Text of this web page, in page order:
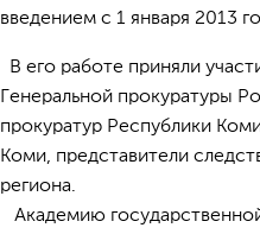
введением с 1 января 2013
В его работе приняли
Генеральной прокуратуры
прокуратур Республики
Коми, представители
региона.
Академию